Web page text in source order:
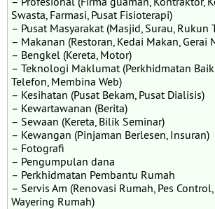
Swasta, Farmasi, Pusat Fisioterapi)
– Pusat Masyarakat (Masjid, Surau, Rukun
– Makanan (Restoran, Kedai Makan, Gerai
– Bengkel (Kereta, Motor)
– Teknologi Maklumat (Perkhidmatan
Telefon, Membina Web)
– Kesihatan (Pusat Bekam, Pusat Dialisis)
– Kewartawanan (Berita)
– Sewaan (Kereta, Bilik Seminar)
– Kewangan (Pinjaman Berlesen, Insuran)
– Fotografi
– Pengumpulan dana
– Perkhidmatan Pembantu Rumah
– Servis Am (Renovasi Rumah, Pes
Wayering Rumah)